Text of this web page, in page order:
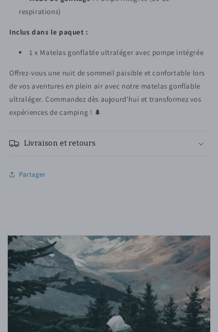
respirations)
Inclus dans le paquet :
1 x Matelas gonflable ultraléger avec pompe intégrée
Offrez-vous une nuit de sommeil paisible et confortable lors
de vos aventures en plein air avec notre matelas gonflable
ultraléger. Commandez dès aujourd'hui et transformez vos
expériences de camping ! 🌲
Livraison et retours
Partager